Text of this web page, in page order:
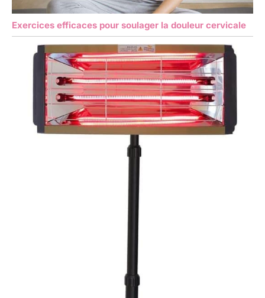
Exercices efficaces pour soulager la douleur cervicale